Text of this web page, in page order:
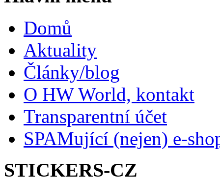
Domů
Aktuality
Články/blog
O HW World, kontakt
Transparentní účet
SPAMující (nejen) e-
STICKERS-CZ